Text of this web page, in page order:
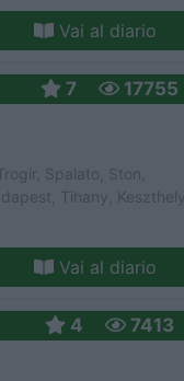
Vai al diario
7
17755
Spalato, Ston,
Tihany, Keszthely
Vai al diario
4
7413